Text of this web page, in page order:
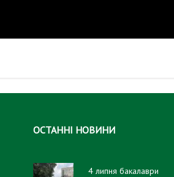
ОСТАННІ НОВИНИ
4 липня бакалаври